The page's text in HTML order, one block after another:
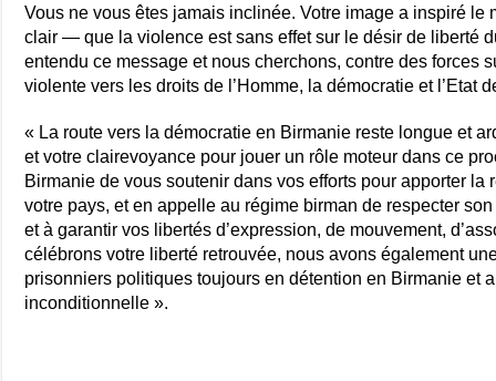
Vous ne vous êtes jamais inclinée. Votre image a inspiré le
clair — que la violence est sans effet sur le désir de liberté
entendu ce message et nous cherchons, contre des forces
violente vers les droits de l’Homme, la démocratie et l’Etat
« La route vers la démocratie en Birmanie reste longue et
et votre clairevoyance pour jouer un rôle moteur dans ce
Birmanie de vous soutenir dans vos efforts pour apporter
votre pays, et en appelle au régime birman de respecter
et à garantir vos libertés d’expression, de mouvement,
célébrons votre liberté retrouvée, nous avons également
prisonniers politiques toujours en détention en Birmanie et
inconditionnelle ».